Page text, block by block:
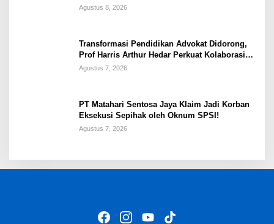
Penanganan Kasus PT ARA
Agustus 8, 2026
Transformasi Pendidikan Advokat Didorong,
Prof Harris Arthur Hedar Perkuat Kolaborasi
Kampus
Agustus 7, 2026
PT Matahari Sentosa Jaya Klaim Jadi Korban
Eksekusi Sepihak oleh Oknum SPSI!
Agustus 7, 2026